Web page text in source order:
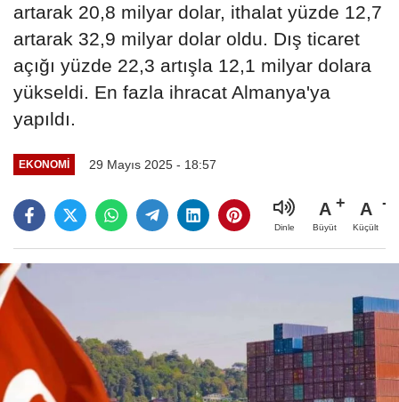
artarak 20,8 milyar dolar, ithalat yüzde 12,7
artarak 32,9 milyar dolar oldu. Dış ticaret
açığı yüzde 22,3 artışla 12,1 milyar dolara
yükseldi. En fazla ihracat Almanya'ya
yapıldı.
EKONOMI 29 Mayıs 2025 - 18:57
Dinle
A
Büyüt
A
Küçült